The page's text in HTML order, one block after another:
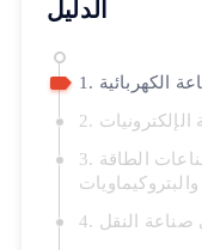
الدليل
الكهربائية
3. تطبيقات النحاس في صناعات الطاقة
والبتروكيماويات
صناعة النقل